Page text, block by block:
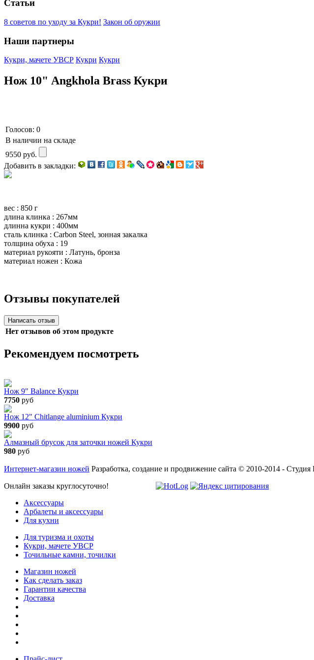
Статьи
8 советов по уходу за Кукри! Закон об оружии
Наши партнеры
Кукри, мачете УВСР Кукри Кукри
Нож 10" Angkhola Brass Кукри
Голосов: 0
В наличии на складе
9550 руб.
Добавить в закладки:
вес : 850 г
длина клинка : 267мм
длинна кукри : 400мм
сталь клинка : Carbon Steel, зонная закалка
толщина обуха : 19
материал рукояти : Латунь, бронза
материал ножен : Кожа
Отзывы покупателей
Нет отзывов об этом продукте
Рекомендуем посмотреть
Нож 9" Balance Кукри
7750 руб
Нож 12" Chitlange aluminium Кукри
9900 руб
Алмазный брусок для заточки ножей Кукри
980 руб
Интернет-магазин ножей Разработка, создание и продвижение сайта © 2010-2014 - Студия
Онлайн заказы круглосуточно!
Аксессуары
Арбалеты и аксессуары
Для кухни
Для туризма и охоты
Кукри, мачете УВСР
Точильные камни, точилки
Магазин ножей
Как сделать заказ
Гарантии качества
Доставка